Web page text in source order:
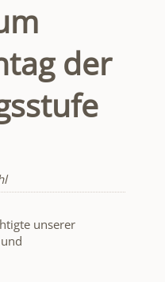
der
unserer